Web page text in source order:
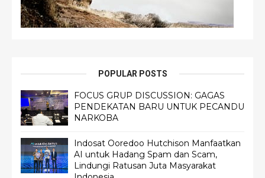
POPULAR POSTS
FOCUS GRUP DISCUSSION: GAGAS
PENDEKATAN BARU UNTUK PECANDU
NARKOBA
Indosat Ooredoo Hutchison Manfaatkan
AI untuk Hadang Spam dan Scam,
Lindungi Ratusan Juta Masyarakat